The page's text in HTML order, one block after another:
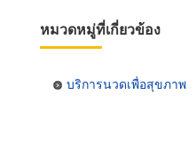
หมวดหมู่ที่เกี่ยวข้อง
บริการนวดเพื่อสุขภาพ